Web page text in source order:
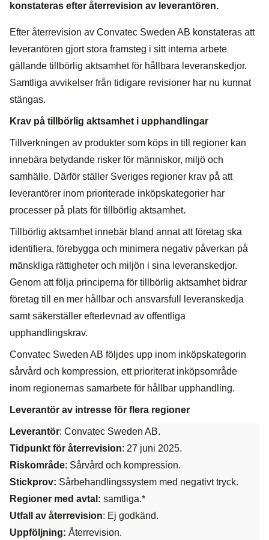
konstateras efter återrevision av leverantören.
Efter återrevision av Convatec Sweden AB konstateras att
leverantören gjort stora framsteg i sitt interna arbete
gällande tillbörlig aktsamhet för hållbara leveranskedjor.
Samtliga avvikelser från tidigare revisioner har nu kunnat
stängas.
Krav på tillbörlig aktsamhet i upphandlingar
Tillverkningen av produkter som köps in till regioner kan
innebära betydande risker för människor, miljö och
samhälle. Därför ställer Sveriges regioner krav på att
leverantörer inom prioriterade inköpskategorier har
processer på plats för tillbörlig aktsamhet.
Tillbörlig aktsamhet innebär bland annat att företag ska
identifiera, förebygga och minimera negativ påverkan på
mänskliga rättigheter och miljön i sina leveranskedjor.
Genom att följa principerna för tillbörlig aktsamhet bidrar
företag till en mer hållbar och ansvarsfull leveranskedja
samt säkerställer efterlevnad av offentliga
upphandlingskrav.
Convatec Sweden AB följdes upp inom inköpskategorin
sårvård och kompression, ett prioriterat inköpsområde
inom regionernas samarbete för hållbar upphandling.
Leverantör av intresse för flera regioner
Leverantör: Convatec Sweden AB.
Tidpunkt för återrevision: 27 juni 2025.
Riskområde: Sårvård och kompression.
Stickprov: Sårbehandlingssystem med negativt tryck.
Regioner med avtal: samtliga.*
Utfall av återrevision: Ej godkänd.
Uppföljning: Återrevision.